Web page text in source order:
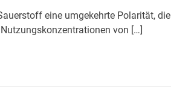
eine umgekehrte Polarität, die
von […]